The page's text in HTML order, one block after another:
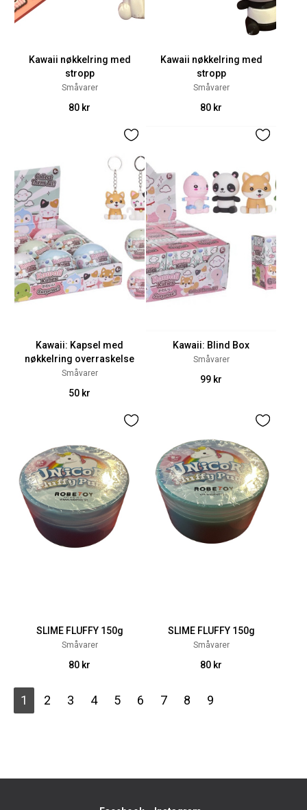
Kawaii nøkkelring med
stropp
Småvarer
80 kr
Kawaii nøkkelring med
stropp
Småvarer
80 kr
Kawaii: Kapsel med
nøkkelring overraskelse
Småvarer
50 kr
Kawaii: Blind Box
Småvarer
99 kr
SLIME FLUFFY 150g
Småvarer
80 kr
SLIME FLUFFY 150g
Småvarer
80 kr
1 2 3 4 5 6 7 8 9